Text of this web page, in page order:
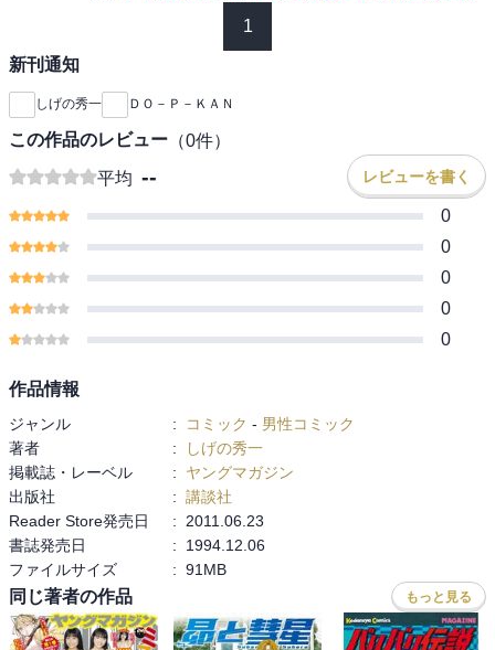
1
新刊通知
しげの秀一 ＤＯ－Ｐ－ＫＡＮ
この作品のレビュー （0件）
平均 -- レビューを書く
0
0
0
0
0
作品情報
ジャンル : コミック - 男性コミック
著者
:
しげの秀一
掲載誌・レーベル
:
ヤングマガジン
出版社
: 講談社
Reader Store発売日
:
2011.06.23
書誌発売日
:
1994.12.06
ファイルサイズ
: 91MB
同じ著者の作品 もっと見る